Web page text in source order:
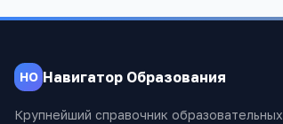
НО Навигатор Образования
Крупнейший справочник образовательных